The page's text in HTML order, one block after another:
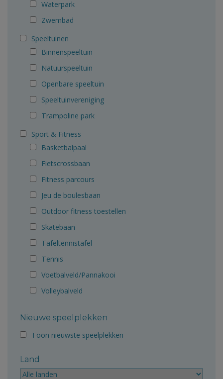
Waterpark
Zwembad
Speeltuinen
Binnenspeeltuin
Natuurspeeltuin
Openbare speeltuin
Speeltuinvereniging
Trampoline park
Sport & Fitness
Basketbalpaal
Fietscrossbaan
Fitness parcours
Jeu de boulesbaan
Outdoor fitness toestellen
Skatebaan
Tafeltennistafel
Tennis
Voetbalveld/Pannakooi
Volleybalveld
Nieuwe speelplekken
Toon nieuwste speelplekken
Land